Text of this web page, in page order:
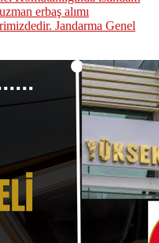
erbaş alımı
Jandarma Genel